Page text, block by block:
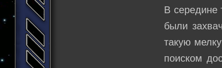
В середине
были
такую
поиском